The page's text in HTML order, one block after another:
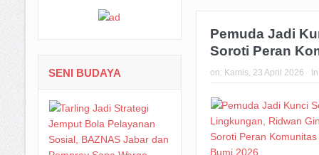
Pemuda Jadi
Soroti Peran
on: Kamis, 23 April 2026
SENI BUDAYA